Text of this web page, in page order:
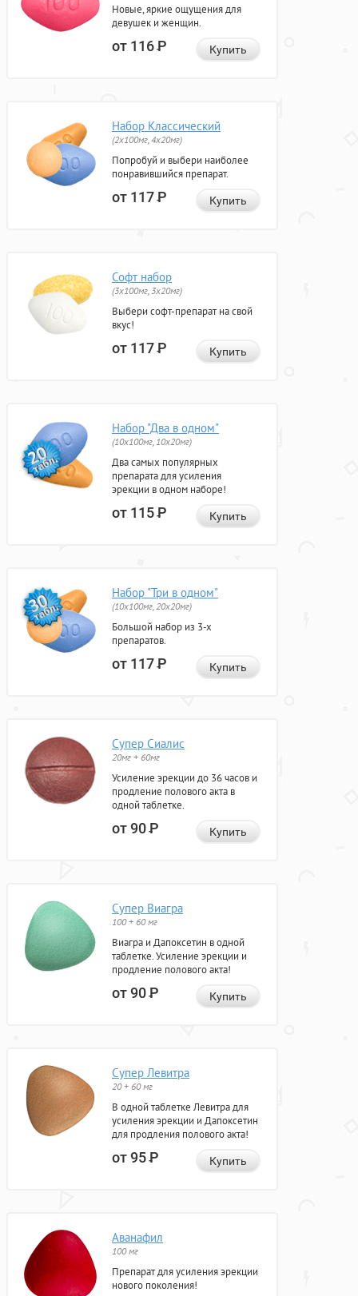
Новые, яркие ощущения для
девушек и женщин.
от 116Р Купить
Набор Классический
(2x100мг, 4x20мг)
Попробуй и выбери наиболее
понравившийся препарат.
от 117Р Купить
Софт набор
(3x100мг, 3x20мг)
Выбери софт-препарат на свой
вкус!
от 117Р Купить
Набор "Два в одном"
(10x100мг, 10x20мг)
Два самых популярных
препарата для усиления
эрекции в одном наборе!
от 115Р Купить
Набор "Три в одном"
(10x100мг, 20x20мг)
Большой набор из 3-х
препаратов.
от 117Р Купить
Супер Сиалис
20мг + 60мг
Усиление эрекции до 36 часов и
продление полового акта в
одной таблетке.
от 90Р Купить
Супер Виагра
100 + 60 мг
Виагра и Дапоксетин в одной
таблетке. Усиление эрекции и
продление полового акта!
от 90Р Купить
Супер Левитра
20 + 60 мг
В одной таблетке Левитра для
усиления эрекции и Дапоксетин
для продления полового акта!
от 95Р Купить
Аванафил
100 мг
Препарат для усиления эрекции
нового поколения!